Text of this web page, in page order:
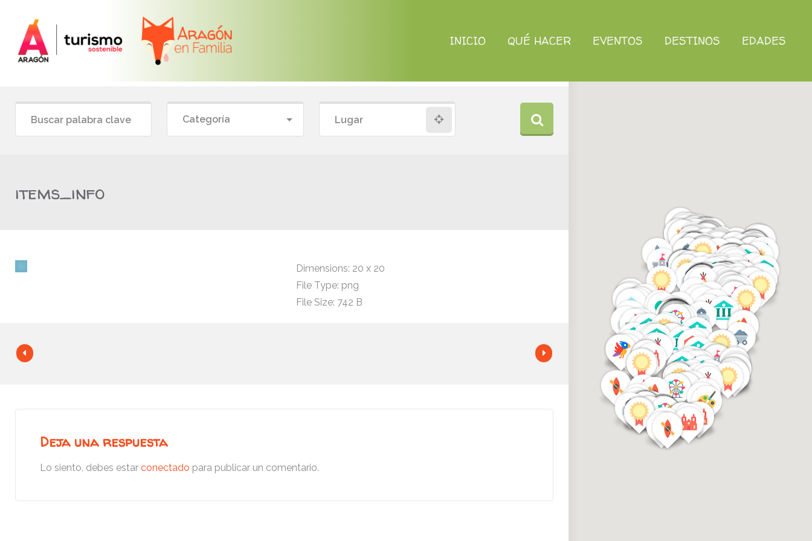
INICIO QUÉ HACER EVENTOS DESTINOS EDADES
Categoría
items_info
Dimensions: 20 x 20
File Type: png
File Size: 742 B
Deja una respuesta
Lo siento, debes estar conectado para publicar un comentario.